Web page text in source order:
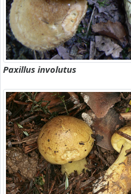
Paxillus involutus